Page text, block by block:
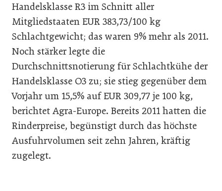
Handelsklasse R3 im Schnitt aller
Mitgliedstaaten EUR 383,73/100 kg
Schlachtgewicht; das waren 9% mehr als 2011.
Noch stärker legte die
Durchschnittsnotierung für Schlachtkühe der
Handelsklasse O3 zu; sie stieg gegenüber dem
Vorjahr um 15,5% auf EUR 309,77 je 100 kg,
berichtet Agra-Europe. Bereits 2011 hatten die
Rinderpreise, begünstigt durch das höchste
Ausfuhrvolumen seit zehn Jahren, kräftig
zugelegt.